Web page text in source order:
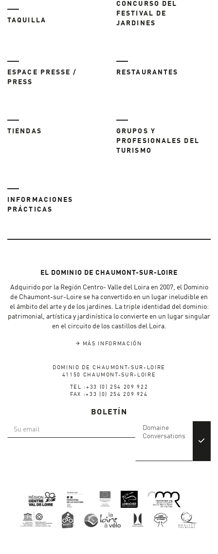
TAQUILLA
CONCURSO DEL
FESTIVAL DE
JARDINES
ESPACE PRESSE /
PRESS
RESTAURANTES
TIENDAS
GRUPOS Y
PROFESIONALES DEL
TURISMO
INFORMACIONES
PRÁCTICAS
EL DOMINIO DE CHAUMONT-SUR-LOIRE
Adquirido por la Región Centro- Valle del Loira en 2007, el Dominio
de Chaumont-sur-Loire se ha convertido en un lugar ineludible en
el ámbito del arte y de los jardines. La triple identidad del dominio:
patrimonial, artística y jardinística lo convierte en un lugar singular
en el circuito de los castillos del Loira.
MÁS INFORMACIÓN
DOMINIO DE CHAUMONT-SUR-LOIRE
41150 CHAUMONT-SUR-LOIRE
TEL :+33 (0) 254 209 922
FAX :+33 (0) 254 209 924
BOLETÍN